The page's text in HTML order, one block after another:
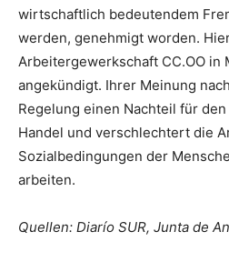
wirtschaftlich bedeutendem
werden, genehmigt worden.
Arbeitergewerkschaft CC.OO in
angekündigt. Ihrer Meinung
Regelung einen Nachteil für
Handel und verschlechtert die
Sozialbedingungen der
arbeiten.
Quellen: Diarío SUR, Junta de